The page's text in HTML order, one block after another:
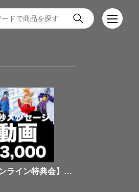
【PLST/オンライン特典会】08/16 プランクリーンスターズ 20秒メッセージ動画【水着衣装】